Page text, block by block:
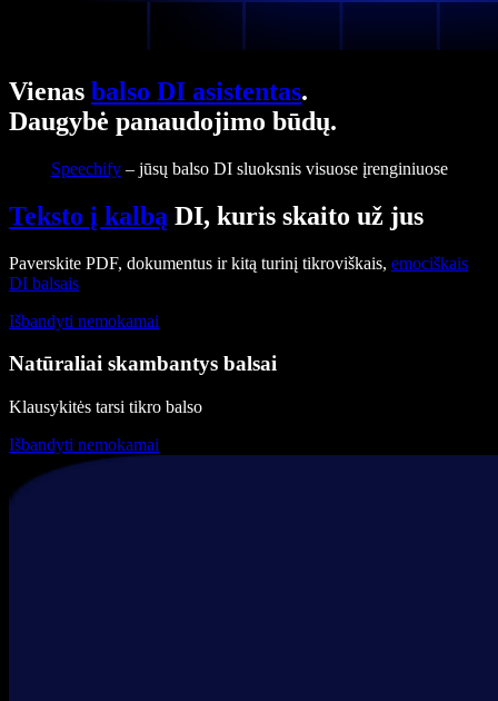
Vienas balso DI asistentas.
Daugybė panaudojimo būdų.
Speechify– jūsų balso DI sluoksnis visuose įrenginiuose
Teksto į kalbą DI, kuris skaito už jus
Paverskite PDF, dokumentus ir kitą turinį tikroviškais, emociškais
DI balsais
Išbandyti nemokamai
Natūraliai skambantys balsai
Klausykitės tarsi tikro balso
Išbandyti nemokamai